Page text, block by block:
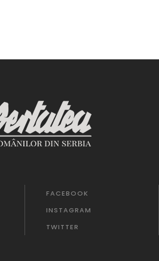
FACEBOOK
INSTAGRAM
TWITTER